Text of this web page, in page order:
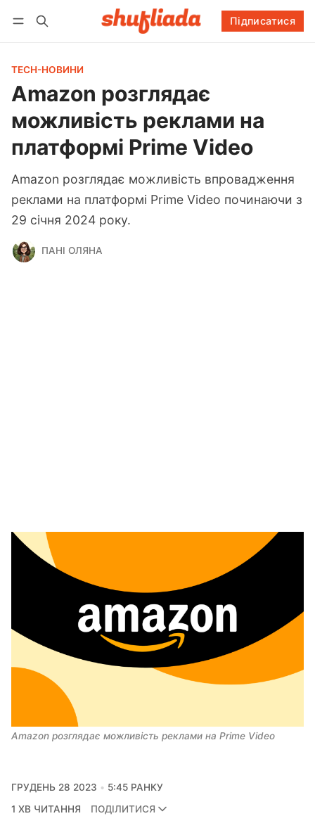
Підписатися
TECH-НОВИНИ
Amazon розглядає
можливість реклами на
платформі Prime Video
Amazon розглядає можливість впровадження
реклами на платформі Prime Video починаючи з
29 січня 2024 року.
ПАНІ ОЛЯНА
Amazon розглядає можливість реклами на Prime Video
ГРУДЕНЬ 28 2023
5:45 РАНКУ
1 ХВ ЧИТАННЯ
ПОДІЛИТИСЯ